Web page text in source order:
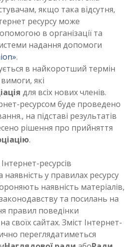
якщо така відсутня,
ресурсу може
в організації та
надання допомоги
.
в найкоротший термін
які
для всіх нових членів.
ресурсом буде проведено
на підставі результатів
рішення про прийняття
.
ресурсів
наявність у правилах ресурсу
наявність матеріалів,
та посилань на
правил поведінки
своїх сайтах. Зміст Інтернет-
переглядатиметься